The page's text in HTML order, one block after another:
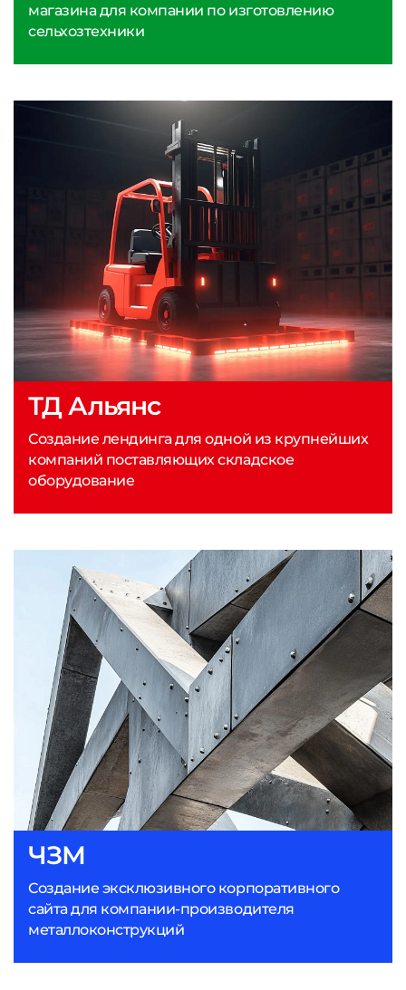
магазина для компании по изготовлению
сельхозтехники
ЧЗМ
Создание эксклюзивного корпоративного
сайта для компании-производителя
металлоконструкций
ТД Альянс
Создание лендинга для одной из крупнейших
компаний поставляющих складское
оборудование